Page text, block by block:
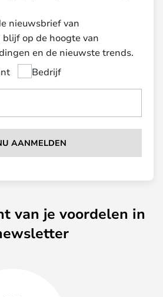
nieuwsbrief van
op de hoogte van
en de nieuwste trends.
Bedrijf
AANMELDEN
van je voordelen in